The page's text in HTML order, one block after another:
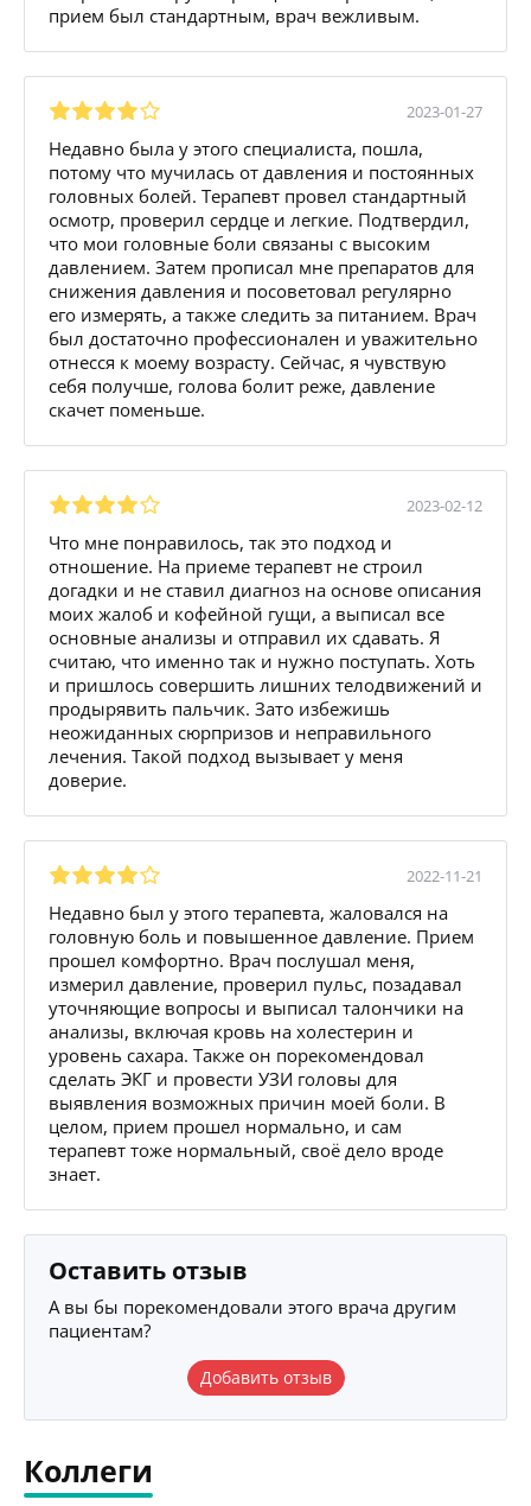
прием был стандартным, врач вежливым.
2023-01-27
Недавно была у этого специалиста, пошла,
потому что мучилась от давления и постоянных
головных болей. Терапевт провел стандартный
осмотр, проверил сердце и легкие. Подтвердил,
что мои головные боли связаны с высоким
давлением. Затем прописал мне препаратов для
снижения давления и посоветовал регулярно
его измерять, а также следить за питанием. Врач
был достаточно профессионален и уважительно
отнесся к моему возрасту. Сейчас, я чувствую
себя получше, голова болит реже, давление
скачет поменьше.
2023-02-12
Что мне понравилось, так это подход и
отношение. На приеме терапевт не строил
догадки и не ставил диагноз на основе описания
моих жалоб и кофейной гущи, а выписал все
основные анализы и отправил их сдавать. Я
считаю, что именно так и нужно поступать. Хоть
и пришлось совершить лишних телодвижений и
продырявить пальчик. Зато избежишь
неожиданных сюрпризов и неправильного
лечения. Такой подход вызывает у меня
доверие.
2022-11-21
Недавно был у этого терапевта, жаловался на
головную боль и повышенное давление. Прием
прошел комфортно. Врач послушал меня,
измерил давление, проверил пульс, позадавал
уточняющие вопросы и выписал талончики на
анализы, включая кровь на холестерин и
уровень сахара. Также он порекомендовал
сделать ЭКГ и провести УЗИ головы для
выявления возможных причин моей боли. В
целом, прием прошел нормально, и сам
терапевт тоже нормальный, своё дело вроде
знает.
Оставить отзыв
А вы бы порекомендовали этого врача другим
пациентам?
Добавить отзыв
Коллеги